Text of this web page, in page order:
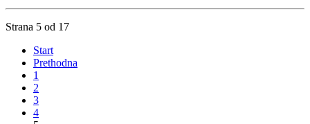
Strana 5 od 17
Start
Prethodna
1
2
3
4